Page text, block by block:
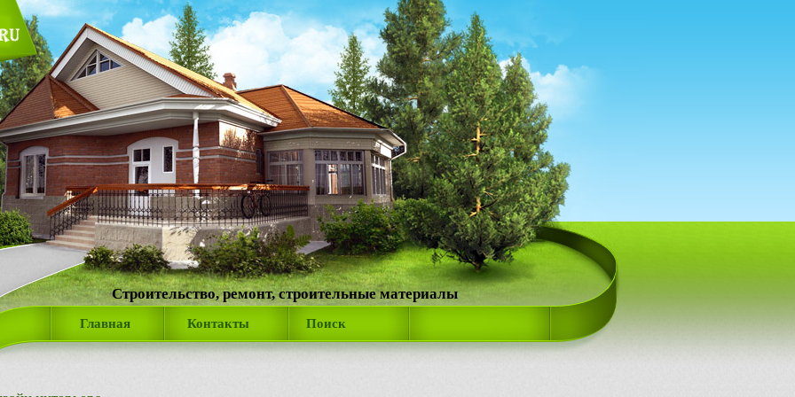
Строительство, ремонт, строительные материалы
Главная Контакты Поиск